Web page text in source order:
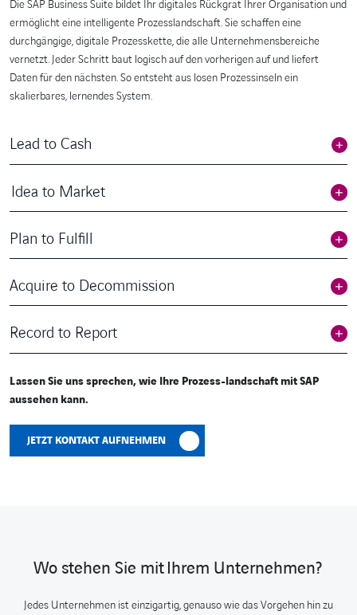
Die SAP Business Suite bildet Ihr digitales Rückgrat Ihrer Organisation und
ermöglicht eine intelligente Prozesslandschaft. Sie schaffen eine
durchgängige, digitale Prozesskette, die alle Unternehmensbereiche
vernetzt. Jeder Schritt baut logisch auf den vorherigen auf und liefert
Daten für den nächsten. So entsteht aus losen Prozessinseln ein
skalierbares, lernendes System.
Lead to Cash
Idea to Market
Plan to Fulfill
Acquire to Decommission
Record to Report
Lassen Sie uns sprechen, wie Ihre Prozess-landschaft mit SAP
aussehen kann.
JETZT KONTAKT AUFNEHMEN
Wo stehen Sie mit Ihrem Unternehmen?
Jedes Unternehmen ist einzigartig, genauso wie das Vorgehen hin zu